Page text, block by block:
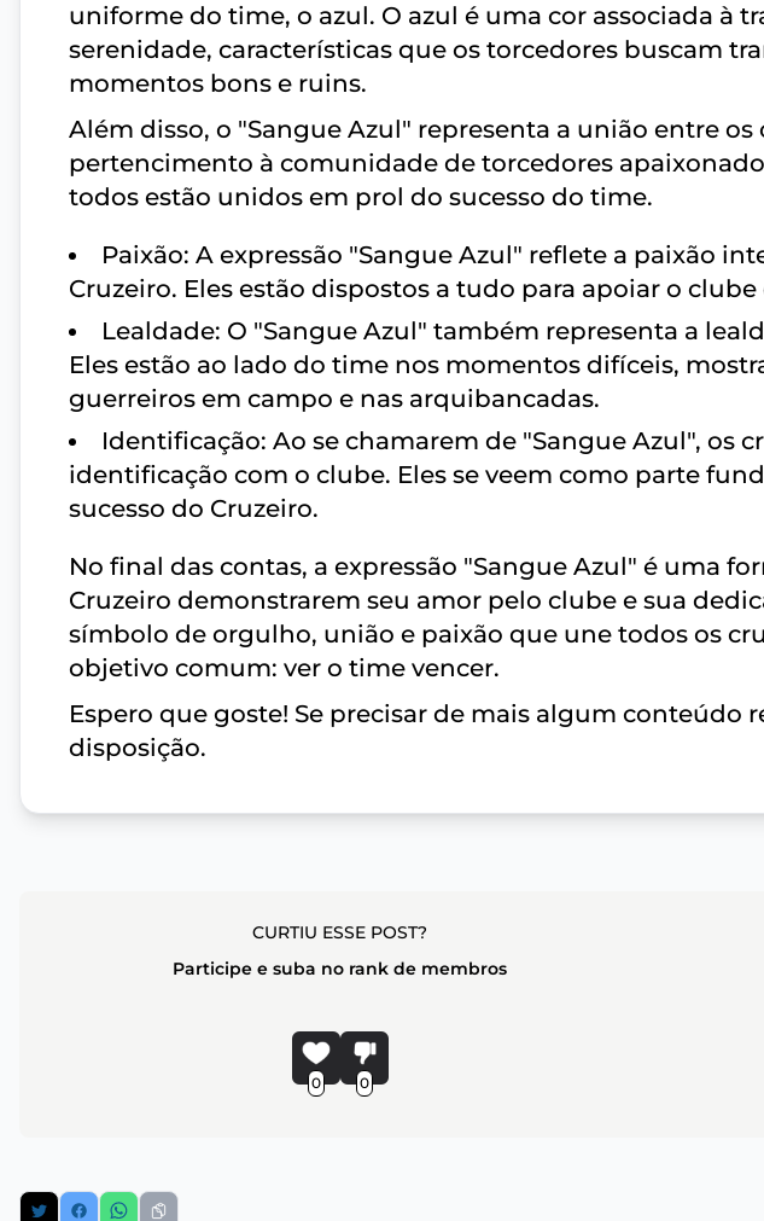
uniforme do time, o azul. O azul é uma cor associada à
serenidade, características que os torcedores buscam
momentos bons e ruins.
Além disso, o "Sangue Azul" representa a união entre
pertencimento à comunidade de torcedores
todos estão unidos em prol do sucesso do time.
Paixão: A expressão "Sangue Azul" reflete a paixão
Cruzeiro. Eles estão dispostos a tudo para apoiar o
Lealdade: O "Sangue Azul" também representa a
Eles estão ao lado do time nos momentos difíceis,
guerreiros em campo e nas arquibancadas.
Identificação: Ao se chamarem de "Sangue Azul", os
identificação com o clube. Eles se veem como parte
sucesso do Cruzeiro.
No final das contas, a expressão "Sangue Azul" é uma
Cruzeiro demonstrarem seu amor pelo clube e sua
símbolo de orgulho, união e paixão que une todos os
objetivo comum: ver o time vencer.
Espero que goste! Se precisar de mais algum conteúdo
disposição.
CURTIU ESSE POST?
Participe e suba no rank de membros
0 0